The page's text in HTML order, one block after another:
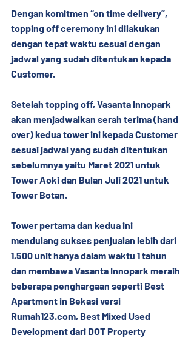
Dengan komitmen “on time delivery”,
topping off ceremony ini dilakukan
dengan tepat waktu sesuai dengan
jadwal yang sudah ditentukan kepada
Customer.
Setelah topping off, Vasanta Innopark
akan menjadwalkan serah terima (hand
over) kedua tower ini kepada Customer
sesuai jadwal yang sudah ditentukan
sebelumnya yaitu Maret 2021 untuk
Tower Aoki dan Bulan Juli 2021 untuk
Tower Botan.
Tower pertama dan kedua ini
mendulang sukses penjualan lebih dari
1.500 unit hanya dalam waktu 1 tahun
dan membawa Vasanta Innopark meraih
beberapa penghargaan seperti Best
Apartment in Bekasi versi
Rumah123.com, Best Mixed Used
Development dari DOT Property